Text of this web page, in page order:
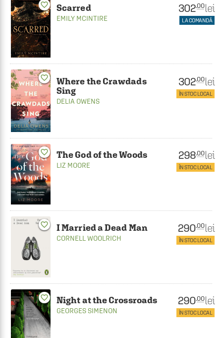
favorite_border Scarred
EMILY MCINTIRE
302.00 lei
LA COMANDĂ
favorite_border
Where the Crawdads
Sing
DELIA OWENS
302.00 lei
ÎN STOC LOCAL
favorite_border The God of the Woods
LIZ MOORE
298.00 lei
ÎN STOC LOCAL
favorite_border I Married a Dead Man
CORNELL WOOLRICH
290.00 lei
ÎN STOC LOCAL
favorite_border Night at the Crossroads
GEORGES SIMENON
290.00 lei
ÎN STOC LOCAL